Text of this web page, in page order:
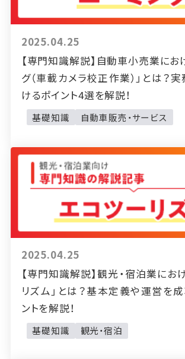
2025.04.25
【専門知識解説】自動車小売業にお
グ（車載カメラ校正作業）」とは？
けるポイント4選を解説！
基礎知識 自動車販売・サービス
2025.04.25
【専門知識解説】観光・宿泊業にお
リズム」とは？基本定義や運営を
ントを解説！
基礎知識 観光・宿泊